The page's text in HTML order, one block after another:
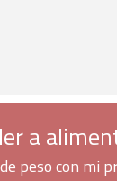
a
peso con mi